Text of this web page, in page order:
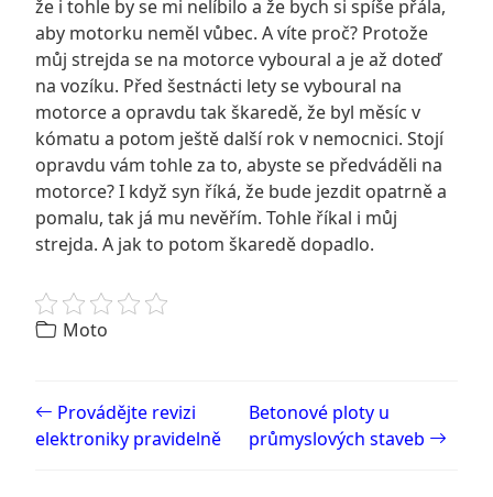
že i tohle by se mi nelíbilo a že bych si spíše přála,
aby motorku neměl vůbec. A víte proč? Protože
můj strejda se na motorce vyboural a je až doteď
na vozíku. Před šestnácti lety se vyboural na
motorce a opravdu tak škaredě, že byl měsíc v
kómatu a potom ještě další rok v nemocnici. Stojí
opravdu vám tohle za to, abyste se předváděli na
motorce? I když syn říká, že bude jezdit opatrně a
pomalu, tak já mu nevěřím. Tohle říkal i můj
strejda. A jak to potom škaredě dopadlo.
Moto
Post navigation
Provádějte revizi
elektroniky pravidelně
Betonové ploty u
průmyslových staveb